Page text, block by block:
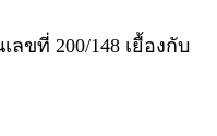
ขที่ 200/148 เยื้องกับ